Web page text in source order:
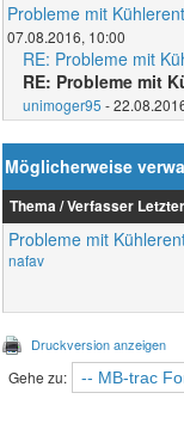
Probleme mit
07.08.2016, 10:00
RE: Probleme mit
RE: Probleme mit
unimoger95 -
Möglicherweise
Thema / Verfasser
Probleme mit
nafav
Druckversion anzeigen
Gehe zu: